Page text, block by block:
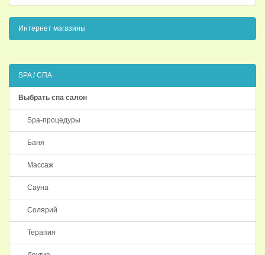
Интернет магазины
SPA / СПА
Выбрать спа салон
Spa-процедуры
Баня
Массаж
Сауна
Солярий
Терапия